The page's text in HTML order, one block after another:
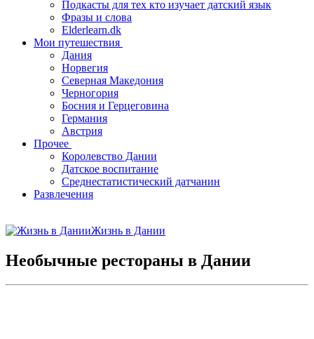
Подкасты для тех кто изучает датский язык
Фразы и слова
Elderlearn.dk
Мои путешествия
Дания
Норвегия
Северная Македония
Черногория
Босния и Герцеговина
Германия
Австрия
Прочее
Королевство Дании
Датское воспитание
Среднестатистический датчанин
Развлечения
Жизнь в Дании
Необычные рестораны в Дании